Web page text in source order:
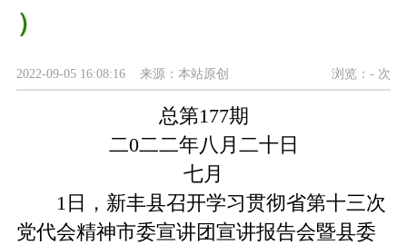
）
浏览：- 次
2022-09-05 16:08:16 来源：本站原创
总第177期
二0二二年八月二十日
七月
1日，新丰县召开学习贯彻省第十三次
党代会精神市委宣讲团宣讲报告会暨县委